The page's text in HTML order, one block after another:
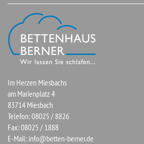
Im Herzen Miesbachs
am Marienplatz 4
83714 Miesbach
Telefon: 08025 / 8826
Fax: 08025 / 1888
E-Mail: info@betten-berner.de